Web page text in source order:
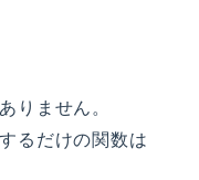
りません。
るだけの関数は